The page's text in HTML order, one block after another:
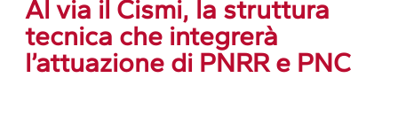
Al via il Cismi, la struttura
tecnica che integrerà
l’attuazione di PNRR e PNC